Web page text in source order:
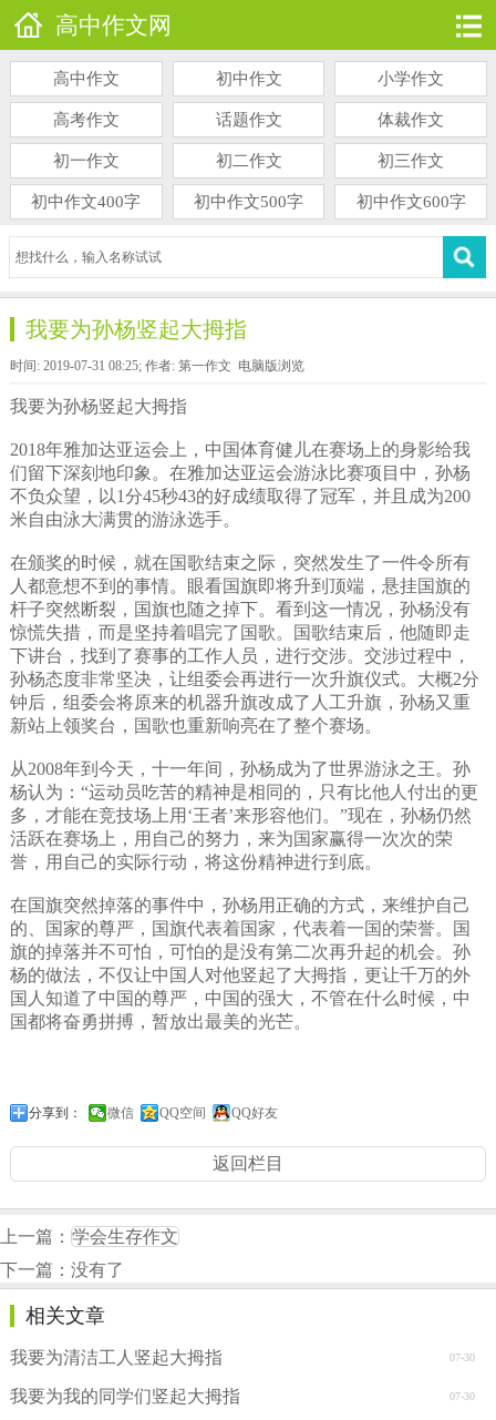
高中作文网
高中作文 初中作文 小学作文
高考作文 话题作文 体裁作文
初一作文 初二作文 初三作文
初中作文400字 初中作文500字 初中作文600字
我要为孙杨竖起大拇指
时间: 2019-07-31 08:25; 作者: 第一作文 电脑版浏览
我要为孙杨竖起大拇指
2018年雅加达亚运会上，中国体育健儿在赛场上的身影给我
们留下深刻地印象。在雅加达亚运会游泳比赛项目中，孙杨
不负众望，以1分45秒43的好成绩取得了冠军，并且成为200
米自由泳大满贯的游泳选手。
在颁奖的时候，就在国歌结束之际，突然发生了一件令所有
人都意想不到的事情。眼看国旗即将升到顶端，悬挂国旗的
杆子突然断裂，国旗也随之掉下。看到这一情况，孙杨没有
惊慌失措，而是坚持着唱完了国歌。国歌结束后，他随即走
下讲台，找到了赛事的工作人员，进行交涉。交涉过程中，
孙杨态度非常坚决，让组委会再进行一次升旗仪式。大概2分
钟后，组委会将原来的机器升旗改成了人工升旗，孙杨又重
新站上领奖台，国歌也重新响亮在了整个赛场。
从2008年到今天，十一年间，孙杨成为了世界游泳之王。孙
杨认为：“运动员吃苦的精神是相同的，只有比他人付出的更
多，才能在竞技场上用‘王者’来形容他们。”现在，孙杨仍然
活跃在赛场上，用自己的努力，来为国家赢得一次次的荣
誉，用自己的实际行动，将这份精神进行到底。
在国旗突然掉落的事件中，孙杨用正确的方式，来维护自己
的、国家的尊严，国旗代表着国家，代表着一国的荣誉。国
旗的掉落并不可怕，可怕的是没有第二次再升起的机会。孙
杨的做法，不仅让中国人对他竖起了大拇指，更让千万的外
国人知道了中国的尊严，中国的强大，不管在什么时候，中
国都将奋勇拼搏，暂放出最美的光芒。
分享到： 微信 QQ空间 QQ好友
返回栏目
上一篇： 学会生存作文
下一篇：没有了
相关文章
07-30
我要为清洁工人竖起大拇指
07-30
我要为我的同学们竖起大拇指